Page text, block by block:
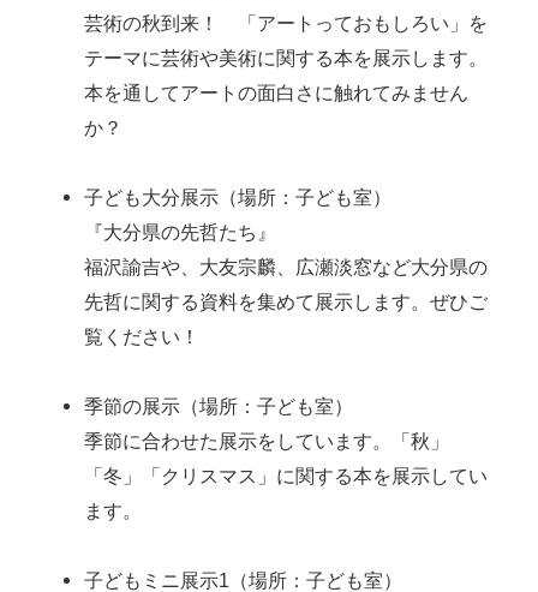
芸術の秋到来！ 「アートっておもしろい」を
テーマに芸術や美術に関する本を展示します。
本を通してアートの面白さに触れてみません
か？
子ども大分展示（場所：子ども室）
『大分県の先哲たち』
福沢諭吉や、大友宗麟、広瀬淡窓など大分県の
先哲に関する資料を集めて展示します。ぜひご
覧ください！
季節の展示（場所：子ども室）
季節に合わせた展示をしています。「秋」
「冬」「クリスマス」に関する本を展示してい
ます。
子どもミニ展示1（場所：子ども室）